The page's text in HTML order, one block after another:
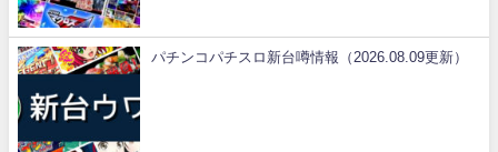
パチンコパチスロ新台噂情報（2026.08.09更新）